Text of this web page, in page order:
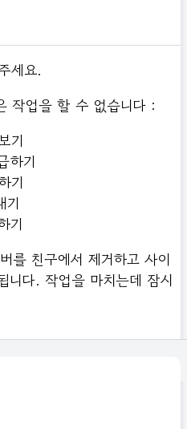
세요.
작업을 할 수 없습니다 :
기
하기
기
기
기
를 친구에서 제거하고 사이
니다. 작업을 마치는데 잠시